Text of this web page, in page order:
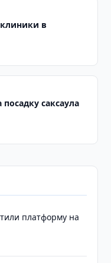
клиники в
саксаула
платформу на